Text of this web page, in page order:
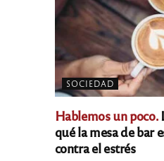
SOCIEDAD
Hablemos un poco.
qué la mesa de bar
contra el estrés